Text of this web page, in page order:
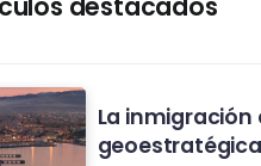
La
geoestratégica